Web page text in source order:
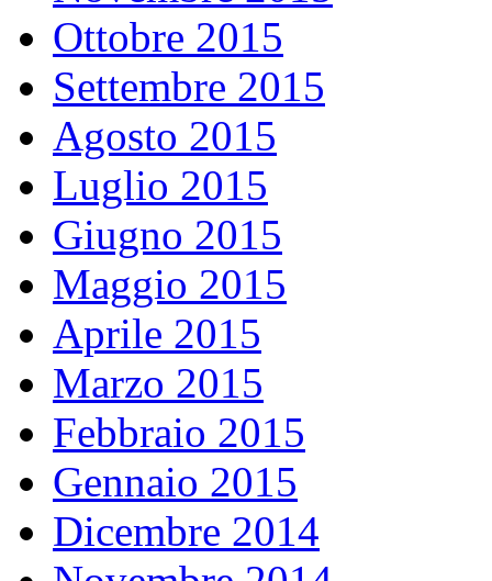
Ottobre 2015
Settembre 2015
Agosto 2015
Luglio 2015
Giugno 2015
Maggio 2015
Aprile 2015
Marzo 2015
Febbraio 2015
Gennaio 2015
Dicembre 2014